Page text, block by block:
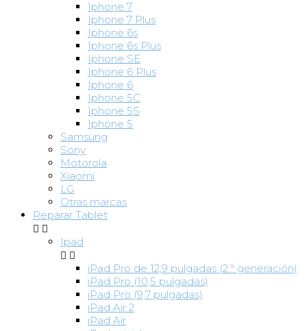
Iphone 7
Iphone 7 Plus
Iphone 6s
Iphone 6s Plus
Iphone SE
Iphone 6 Plus
Iphone 6
Iphone 5C
Iphone 5S
Iphone 5
Samsung
Sony
Motorola
Xiaomi
LG
Otras marcas
Reparar Tablet
 
Ipad
 
iPad Pro de 12,9 pulgadas (2.ª generación)
iPad Pro (10,5 pulgadas)
iPad Pro (9,7 pulgadas)
iPad Air 2
iPad Air